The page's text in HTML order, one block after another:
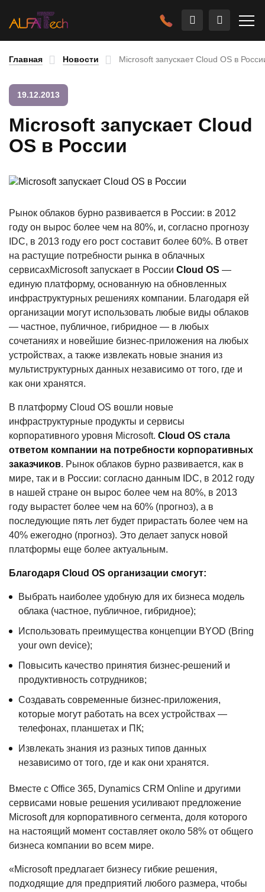
Главная Новости Microsoft запускает Cloud OS в
19.12.2013
Microsoft запускает Cloud
OS в России
Рынок облаков бурно развивается в России: в 2012
году он вырос более чем на 80%, и, согласно прогнозу
IDC, в 2013 году его рост составит более 60%. В ответ
на растущие потребности рынка в облачных
сервисахMicrosoft запускает в России Cloud OS —
единую платформу, основанную на обновленных
инфраструктурных решениях компании. Благодаря ей
организации могут использовать любые виды облаков
— частное, публичное, гибридное — в любых
сочетаниях и новейшие бизнес-приложения на любых
устройствах, а также извлекать новые знания из
мультиструктурных данных независимо от того, где и
как они хранятся.
В платформу Cloud OS вошли новые
инфраструктурные продукты и сервисы
корпоративного уровня Microsoft. Cloud OS стала
ответом компании на потребности корпоративных
заказчиков. Рынок облаков бурно развивается, как в
мире, так и в России: согласно данным IDC, в 2012 году
в нашей стране он вырос более чем на 80%, в 2013
году вырастет более чем на 60% (прогноз), а в
последующие пять лет будет прирастать более чем на
40% ежегодно (прогноз). Это делает запуск новой
платформы еще более актуальным.
Благодаря Cloud OS организации смогут:
Выбрать наиболее удобную для их бизнеса модель
облака (частное, публичное, гибридное);
Использовать преимущества концепции BYOD (Bring
your own device);
Повысить качество принятия бизнес-решений и
продуктивность сотрудников;
Создавать современные бизнес-приложения,
которые могут работать на всех устройствах —
телефонах, планшетах и ПК;
Извлекать знания из разных типов данных
независимо от того, где и как они хранятся.
Вместе с Office 365, Dynamics CRM Online и другими
сервисами новые решения усиливают предложение
Microsoft для корпоративного сегмента, доля которого
на настоящий момент составляет около 58% от общего
бизнеса компании во всем мире.
«Microsoft предлагает бизнесу гибкие решения,
подходящие для предприятий любого размера, чтобы